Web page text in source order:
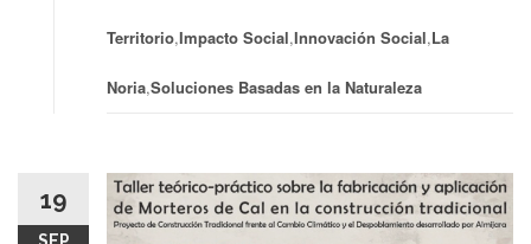
Territorio,Impacto Social,Innovación Social,La
Noria,Soluciones Basadas en la Naturaleza
19
SEP